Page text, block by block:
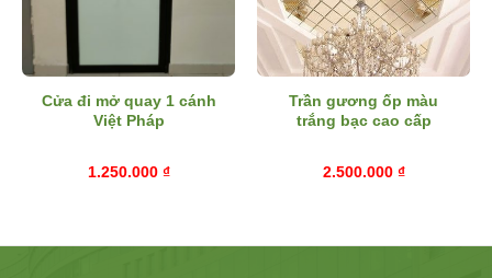
Cửa đi mở quay 1 cánh
Việt Pháp
1.250.000 ₫
Trần gương ốp màu
trắng bạc cao cấp
2.500.000 ₫